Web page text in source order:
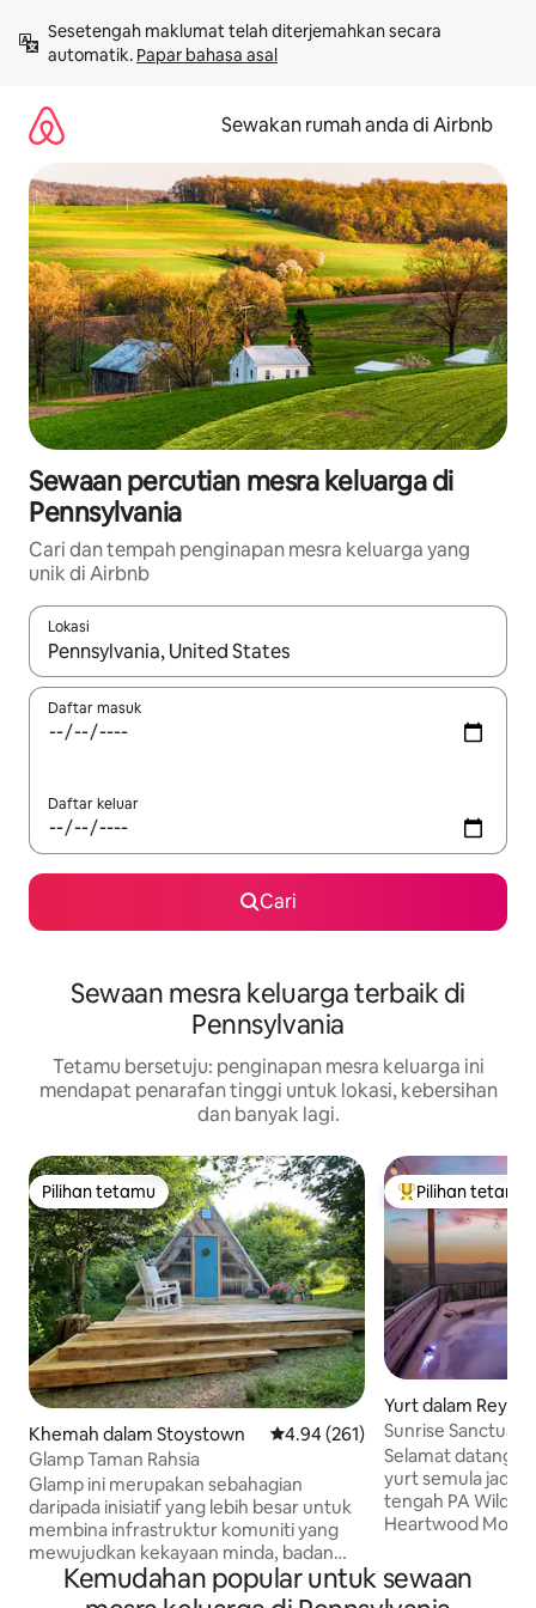
kandungan
Sesetengah maklumat telah diterjemahkan secara
automatik. Papar bahasa asal
Sewakan rumah anda di Airbnb
Sewaan percutian mesra keluarga di
Pennsylvania
Cari dan tempah penginapan mesra keluarga yang
unik di Airbnb
Lokasi
Apabila hasil tersedia, navigasi dengan kekunci anak panah
Daftar masuk
Daftar keluar
Cari
Sewaan mesra keluarga terbaik di
Pennsylvania
Tetamu bersetuju: penginapan mesra keluarga ini
mendapat penarafan tinggi untuk lokasi, kebersihan
dan banyak lagi.
Pilihan tetamu
Pilihan tetamu
Khemah dalam Stoystown Penarafan purata 4.94 daripada
4.94 (261)
Glamp Taman Rahsia
Glamp ini merupakan sebahagian
daripada inisiatif yang lebih besar untuk
membina infrastruktur komuniti yang
mewujudkan kekayaan minda, badan
dan semangat untuk komuniti secara
keseluruhan dari generasi ke generasi.
Pilihan utama
Pilihan tetamu
Yurt dalam
Sunrise
Hot Tub!
Selamat datang
yurt semula jadi
tengah PA Wilds!
Heartwood
kedua-dua dunia,
pengalaman
Kemudahan popular untuk sewaan